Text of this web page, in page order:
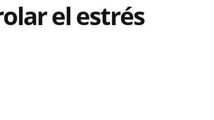
el estrés